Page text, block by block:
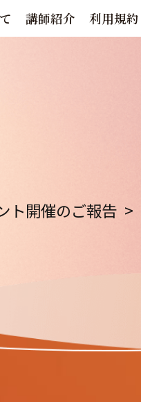
講師紹介 利用規約
ト開催のご報告 >